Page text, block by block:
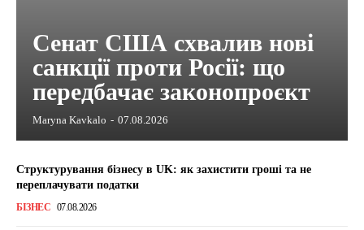
Сенат США схвалив нові
санкції проти Росії: що
передбачає законопроєкт
Maryna Kavkalo - 07.08.2026
Структурування бізнесу в UK: як захистити гроші та не
переплачувати податки
БІЗНЕС 07.08.2026